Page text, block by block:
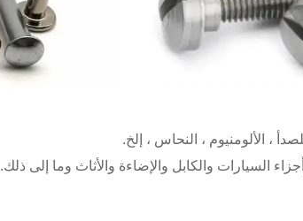
، الألومنيوم ، النحاس ، إلخ.
السيارات والكابل والإضاءة والأثاث وما إلى ذلك.